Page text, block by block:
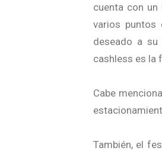
cuenta con
varios puntos
deseado a
cashless es la
Cabe
También, el